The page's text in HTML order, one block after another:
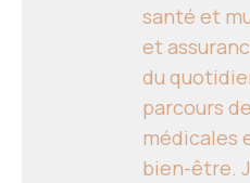
santé et
et
du
parcours
médicales
bien-être.